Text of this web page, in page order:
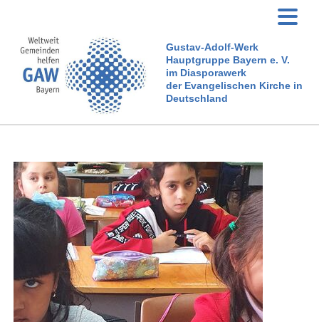
Gustav-Adolf-Werk
Hauptgruppe Bayern e. V.
im Diasporawerk
der Evangelischen Kirche in
Deutschland